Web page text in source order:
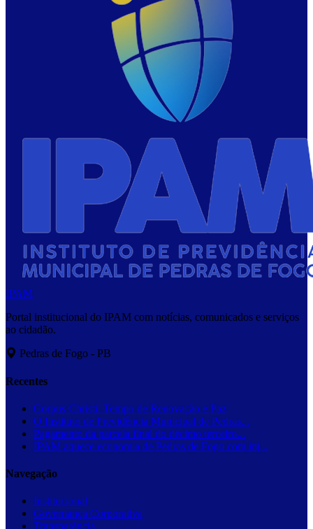
IPAM
Portal institucional do IPAM com notícias, comunicados e serviços
ao cidadão.
Pedras de Fogo - PB
Recentes
Corpus Christi: Tempo de Renovação e Paz
O Instituto de Previdência Municipal de Pedras...
Pagamento da parcela final do décimo terceiro...
IPAM aquece economia de Pedras de Fogo com inj...
Navegação
Institucional
Governança Corporativa
Transparência